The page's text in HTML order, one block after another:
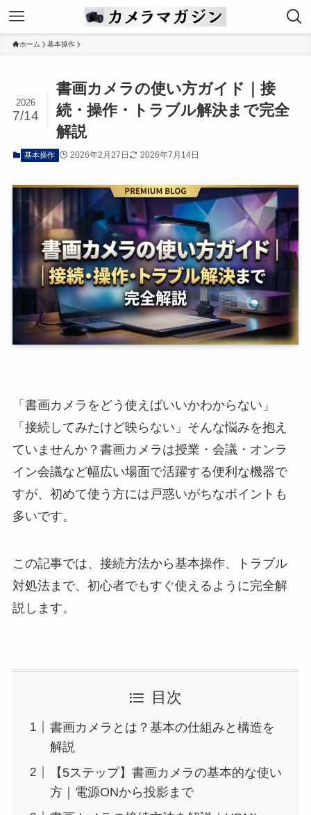
ホーム 基本操作
書画カメラの使い方ガイド｜接
続・操作・トラブル解決まで完全
解説
2026
7/14
基本操作 2026年2月27日 2026年7月14日
「書画カメラをどう使えばいいかわからない」
「接続してみたけど映らない」そんな悩みを抱え
ていませんか？書画カメラは授業・会議・オンラ
イン会議など幅広い場面で活躍する便利な機器で
すが、初めて使う方には戸惑いがちなポイントも
多いです。
この記事では、接続方法から基本操作、トラブル
対処法まで、初心者でもすぐ使えるように完全解
説します。
目次
書画カメラとは？基本の仕組みと構造を
解説
【5ステップ】書画カメラの基本的な使い
方｜電源ONから投影まで